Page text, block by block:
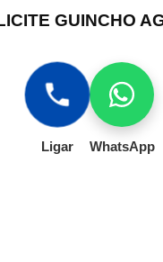
GUINCHO
Ligar WhatsApp